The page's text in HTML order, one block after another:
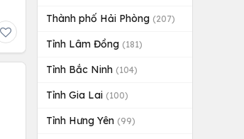
Thành phố Hải Phòng (207)
Tỉnh Lâm Đồng (181)
Tỉnh Bắc Ninh (104)
Tỉnh Gia Lai (100)
Tỉnh Hưng Yên (99)